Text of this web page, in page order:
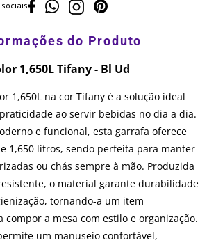
1,650L Tifany - Bl Ud
1,650L na cor Tifany é a solução ideal
ao servir bebidas no dia a dia.
e funcional, esta garrafa oferece
1,650 litros, sendo perfeita para manter
ou chás sempre à mão. Produzida
o material garante durabilidade
tornando-a um item
compor a mesa com estilo e organização.
um manuseio confortável,